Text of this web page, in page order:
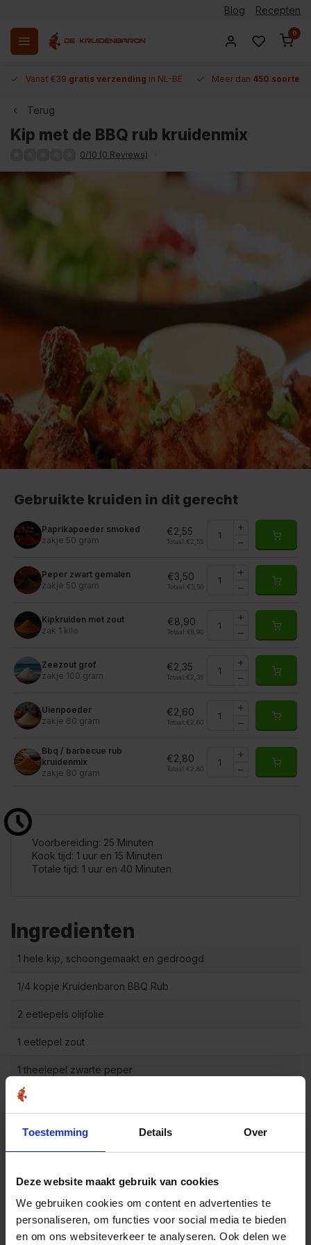
Toestemming Details Over
Deze website maakt gebruik van cookies
We gebruiken cookies om content en advertenties te
personaliseren, om functies voor social media te bieden
en om ons websiteverkeer te analyseren. Ook delen we
Blog Recepten
0
Vanaf €39 gratis verzending in NL-BE Meer dan 450 soorten
Terug
Kip met de BBQ rub kruidenmix
0/10 (0 Reviews)
Gebruikte kruiden in dit gerecht
Paprikapoeder smoked
zakje 50 gram
€2,55
Totaal: €2,55
Peper zwart gemalen
zakje 50 gram
€3,50
Totaal: €3,50
Kipkruiden met zout
zak 1 kilo
€8,90
Totaal: €8,90
Zeezout grof
zakje 100 gram
€2,35
Totaal: €2,35
Uienpoeder
zakje 60 gram
€2,60
Totaal: €2,60
Bbq / barbecue rub
kruidenmix
zakje 80 gram
€2,80
Totaal: €2,80
Ingredienten
1 hele kip, schoongemaakt en gedroogd
1/4 kopje Kruidenbaron BBQ Rub
2 eetlepels olijfolie
1 eetlepel zout
1 theelepel zwarte peper
1 theelepel gerookt paprikapoeder
1/2 theelepel uipoeder
Optioneel: BBQ-saus voor serveren
Voorbereiding: 25 Minuten
Kook tijd: 1 uur en 15 Minuten
Totale tijd: 1 uur en 40 Minuten
Bereidingswijze